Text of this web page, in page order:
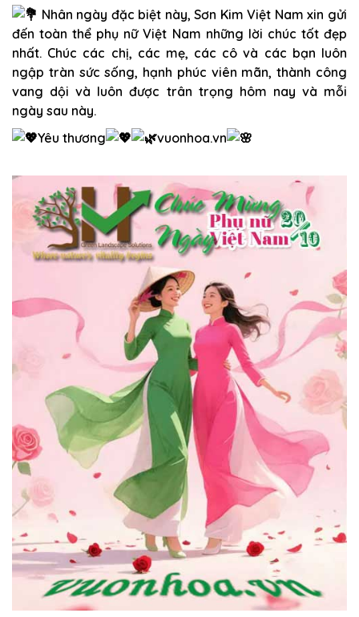
Nhân ngày đặc biệt này, Sơn Kim Việt Nam xin gửi
đến toàn thể phụ nữ Việt Nam những lời chúc tốt đẹp
nhất. Chúc các chị, các mẹ, các cô và các bạn luôn
ngập tràn sức sống, hạnh phúc viên mãn, thành công
vang dội và luôn được trân trọng hôm nay và mỗi
ngày sau này.
Yêu thương
vuonhoa.vn